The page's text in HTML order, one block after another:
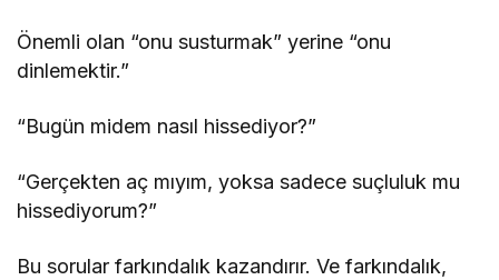
Önemli olan “onu susturmak” yerine “onu
dinlemektir.”
“Bugün midem nasıl hissediyor?”
“Gerçekten aç mıyım, yoksa sadece suçluluk mu
hissediyorum?”
Bu sorular farkındalık kazandırır. Ve farkındalık,